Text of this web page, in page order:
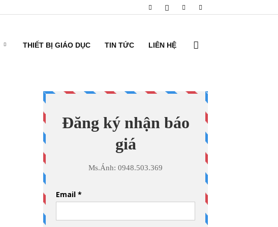
THIẾT BỊ GIÁO DỤC TIN TỨC LIÊN HỆ